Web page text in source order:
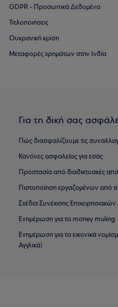
GDPR - Προσωπικά Δεδομένα
Τιτλοποιήσεις
Ουκρανική κρίση
Μεταφορές χρημάτων στην Ινδία
Για τη δική σας
Πώς διασφαλίζουμε τις
Κανόνες ασφαλείας για εσάς
Προστασία από διαδικτυακές
Πιστοποίηση εργαζομένων από
Σχέδια Συνέχισης
Ενημέρωση για το money muling
Ενημέρωση για τα εικονικά
Αγγλικά)